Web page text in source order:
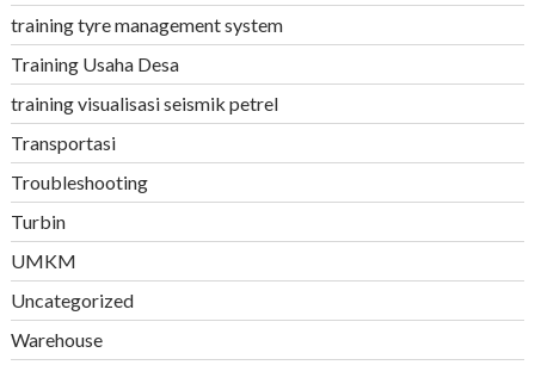
training tyre management system
Training Usaha Desa
training visualisasi seismik petrel
Transportasi
Troubleshooting
Turbin
UMKM
Uncategorized
Warehouse